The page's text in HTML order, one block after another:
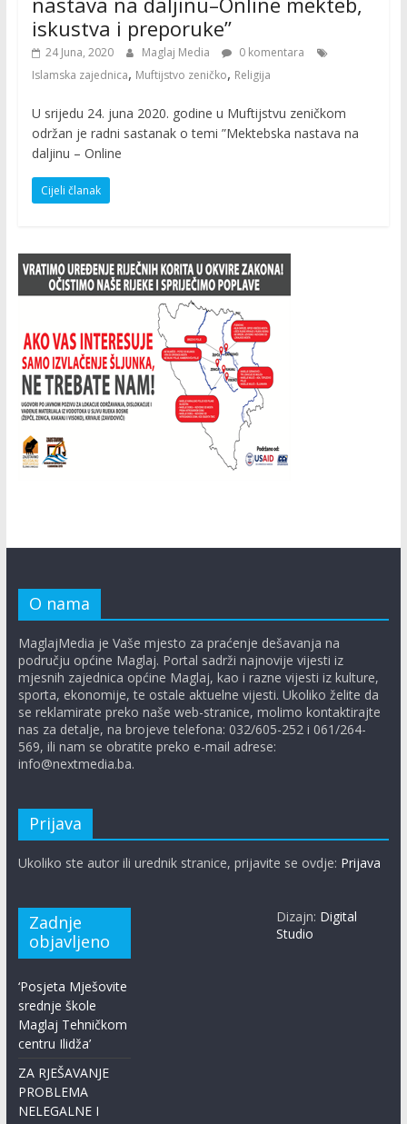
iskustva i preporuke’’
24 Juna, 2020 Maglaj Media
0 komentara
Islamska zajednica, Muftijstvo zeničko, Religija
U srijedu 24. juna 2020. godine u Muftijstvu zeničkom
održan je radni sastanak o temi ”Mektebska nastava na
daljinu – Online
Cijeli članak
O nama
MaglajMedia je Vaše mjesto za praćenje dešavanja na
području općine Maglaj. Portal sadrži najnovije vijesti iz
mjesnih zajednica općine Maglaj, kao i razne vijesti iz kulture,
sporta, ekonomije, te ostale aktuelne vijesti. Ukoliko želite da
se reklamirate preko naše web-stranice, molimo kontaktirajte
nas za detalje, na brojeve telefona: 032/605-252 i 061/264-
569, ili nam se obratite preko e-mail adrese:
info@nextmedia.ba.
Prijava
Ukoliko ste autor ili urednik stranice, prijavite se ovdje: Prijava
Zadnje
objavljeno
‘Posjeta Mješovite
srednje škole
Maglaj Tehničkom
centru Ilidža’
ZA RJEŠAVANJE
PROBLEMA
NELEGALNE I
Dizajn: Digital
Studio